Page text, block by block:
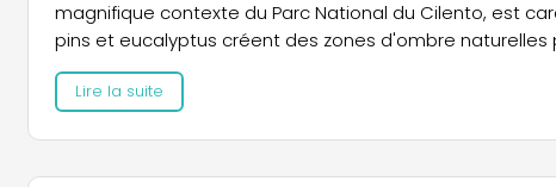
magnifique contexte du Parc National du Cilento, est
pins et eucalyptus créent des zones d'ombre
privilégié permet un accès facile aux célèbres temples
visiteurs la possibilité pour explorer un territoire riche
HÉBERGEMENT
Lire la suite